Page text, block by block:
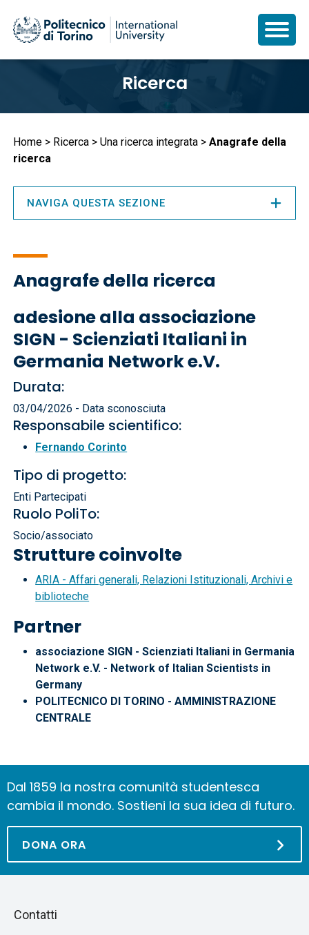
principale
Ricerca
Briciole
di
pane
Home Ricerca Una ricerca integrata
Anagrafe della
ricerca
Anagrafe della ricerca
adesione alla associazione
SIGN - Scienziati Italiani in
Germania Network e.V.
Durata:
03/04/2026 - Data sconosciuta
Responsabile scientifico:
Fernando Corinto
Tipo di progetto:
Enti Partecipati
Ruolo PoliTo:
Socio/associato
Strutture coinvolte
ARIA - Affari generali, Relazioni Istituzionali, Archivi e
biblioteche
Partner
associazione SIGN - Scienziati Italiani in Germania
Network e.V. - Network of Italian Scientists in
Germany
POLITECNICO DI TORINO - AMMINISTRAZIONE
CENTRALE
NAVIGA QUESTA SEZIONE
Dal 1859 la nostra comunità studentesca
cambia il mondo. Sostieni la sua idea di futuro.
DONA ORA
Salta
Piè
Contatti